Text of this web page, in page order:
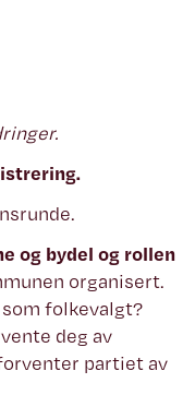
og bydel og rollen
organisert.
folkevalgt?
deg av
partiet av